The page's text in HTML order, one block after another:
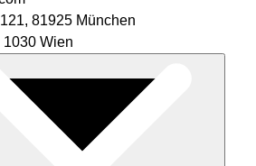
81925 München
1030 Wien